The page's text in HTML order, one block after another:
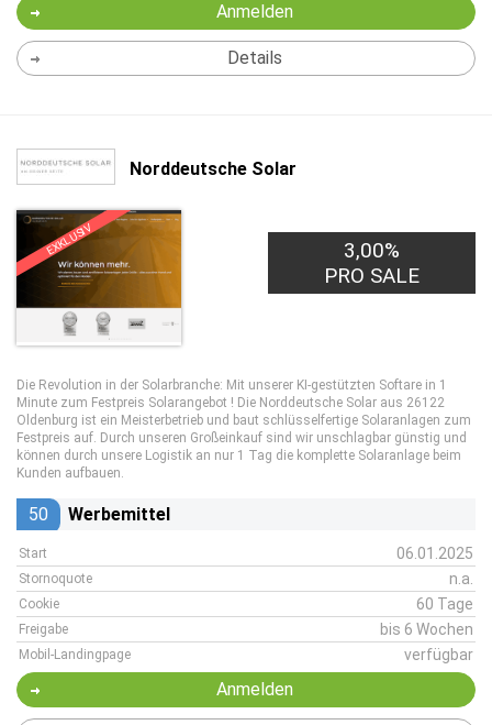
Anmelden
Details
Norddeutsche Solar
EXKLUSIV
3,00%
PRO SALE
Die Revolution in der Solarbranche: Mit unserer KI-gestützten Softare in 1
Minute zum Festpreis Solarangebot ! Die Norddeutsche Solar aus 26122
Oldenburg ist ein Meisterbetrieb und baut schlüsselfertige Solaranlagen zum
Festpreis auf. Durch unseren Großeinkauf sind wir unschlagbar günstig und
können durch unsere Logistik an nur 1 Tag die komplette Solaranlage beim
Kunden aufbauen.
50 Werbemittel
Start 06.01.2025
Stornoquote n.a.
Cookie 60 Tage
Freigabe bis 6 Wochen
Mobil-Landingpage verfügbar
Anmelden